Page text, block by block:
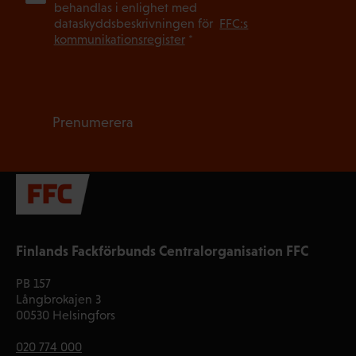
Finlands Fackförbunds Centralorganisation FFC
PB 157
Långbrokajen 3
00530 Helsingfors
020 774 000
behandlas i enlighet med
dataskyddsbeskrivningen för FFC:s
kommunikationsregister*
Prenumerera